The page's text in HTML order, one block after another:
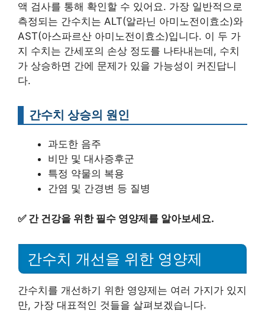
액 검사를 통해 확인할 수 있어요. 가장 일반적으로
측정되는 간수치는 ALT(알라닌 아미노전이효소)와
AST(아스파르산 아미노전이효소)입니다. 이 두 가
지 수치는 간세포의 손상 정도를 나타내는데, 수치
가 상승하면 간에 문제가 있을 가능성이 커진답니
다.
간수치 상승의 원인
과도한 음주
비만 및 대사증후군
특정 약물의 복용
간염 및 간경변 등 질병
✅ 간 건강을 위한 필수 영양제를 알아보세요.
간수치 개선을 위한 영양제
간수치를 개선하기 위한 영양제는 여러 가지가 있지
만, 가장 대표적인 것들을 살펴보겠습니다.